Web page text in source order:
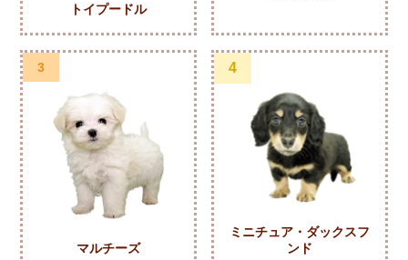
トイプードル
3
マルチーズ
4
ミニチュア・ダックスフ
ンド